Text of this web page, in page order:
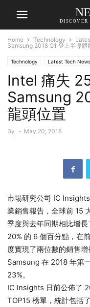
DISCOVER
Home Technology
Samsung 2018 Q1 登上半導體
Technology Latest Tech News
Intel 痛失
Samsung
龍頭位置
By - May 20, 2018
市場研究公司 IC
業銷售報告，全球前 15
季度與去年同期相比增
20% 的 6 個百分點，在
度實現了兩位數的銷售
Samsung 在 2018 年第
23%。
IC Insights 日前公佈了
TOP15 榜單，統計包括